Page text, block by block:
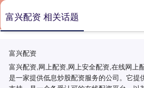
富兴配资
富兴配资,网上配资,网上安全配资,在线网上
是一家提供低息炒股配资服务的公司。它提
富兴配资 相关话题